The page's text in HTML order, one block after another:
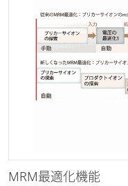
MRM最適化機能